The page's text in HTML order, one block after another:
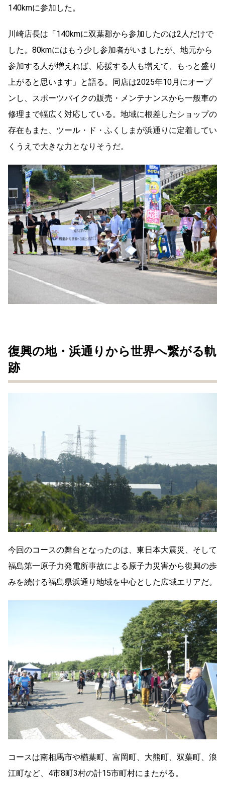
140kmに参加した。
川崎店長は「140kmに双葉郡から参加したのは2人だけで
した。80kmにはもう少し参加者がいましたが、地元から
参加する人が増えれば、応援する人も増えて、もっと盛り
上がると思います」と語る。同店は2025年10月にオープ
ンし、スポーツバイクの販売・メンテナンスから一般車の
修理まで幅広く対応している。地域に根差したショップの
存在もまた、ツール・ド・ふくしまが浜通りに定着してい
くうえで大きな力となりそうだ。
復興の地・浜通りから世界へ繋がる軌
跡
今回のコースの舞台となったのは、東日本大震災、そして
福島第一原子力発電所事故による原子力災害から復興の歩
みを続ける福島県浜通り地域を中心とした広域エリアだ。
コースは南相馬市や楢葉町、富岡町、大熊町、双葉町、 浪
江町など、4市8町3村の計15市町村にまたがる。